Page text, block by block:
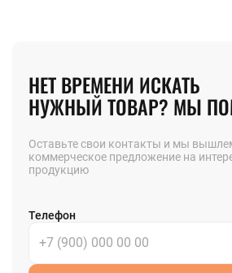
НЕТ ВРЕМЕНИ ИСКАТЬ
НУЖНЫЙ ТОВАР? МЫ
Оставьте свои контакты и мы
коммерческое предложение на
продукцию
Телефон